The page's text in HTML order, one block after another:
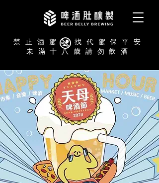
禁止酒駕 找代駕保平安
未滿十八歲請勿飲酒